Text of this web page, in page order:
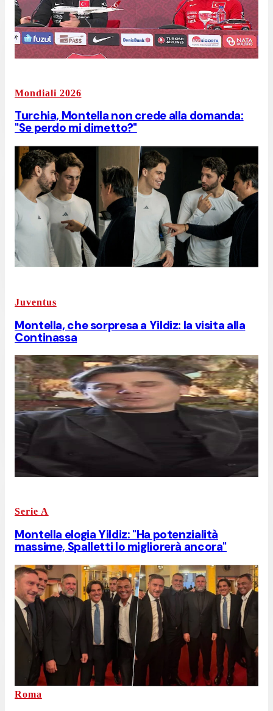
Mondiali 2026
Turchia, Montella non crede alla domanda:
"Se perdo mi dimetto?"
Juventus
Montella, che sorpresa a Yildiz: la visita alla
Continassa
Serie A
Montella elogia Yildiz: "Ha potenzialità
massime, Spalletti lo migliorerà ancora"
Roma